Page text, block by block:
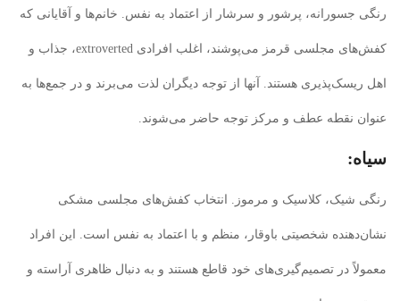
رنگی جسورانه، پرشور و سرشار از اعتماد به نفس. خانم‌ها و آقایانی که
کفش‌های مجلسی قرمز می‌پوشند، اغلب افرادی extroverted، جذاب و
اهل ریسک‌پذیری هستند. آنها از توجه دیگران لذت می‌برند و در جمع‌ها به
عنوان نقطه عطف و مرکز توجه حاضر می‌شوند.
سیاه:
رنگی شیک، کلاسیک و مرموز. انتخاب کفش‌های مجلسی مشکی
نشان‌دهنده شخصیتی باوقار، منظم و با اعتماد به نفس است. این افراد
معمولاً در تصمیم‌گیری‌های خود قاطع هستند و به دنبال ظاهری آراسته و